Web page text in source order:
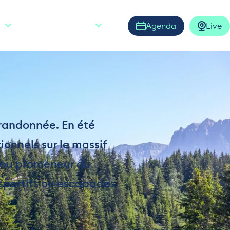
Ouvrir la barre de
Agenda Live
En été
sur le massif
promeneur du
ou escapades